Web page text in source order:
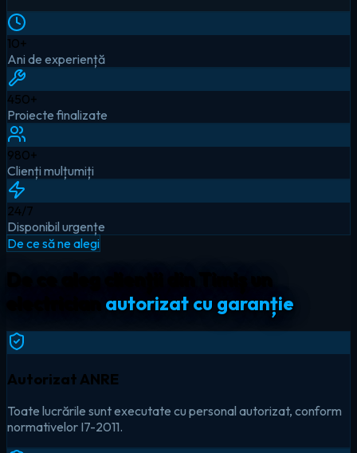
10+
Ani de experiență
450+
Proiecte finalizate
980+
Clienți mulțumiți
24/7
Disponibil urgențe
De ce să ne alegi
autorizat cu garanție
Autorizat ANRE
Toate lucrările sunt executate cu personal autorizat, conform
normativelor I7-2011.